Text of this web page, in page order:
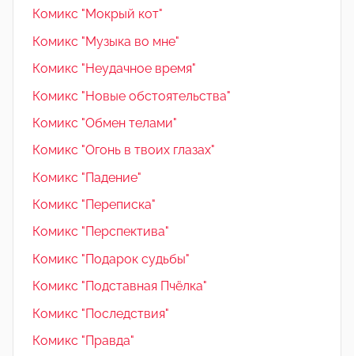
Комикс "Мокрый кот"
Комикс "Музыка во мне"
Комикс "Неудачное время"
Комикс "Новые обстоятельства"
Комикс "Обмен телами"
Комикс "Огонь в твоих глазах"
Комикс "Падение"
Комикс "Переписка"
Комикс "Перспектива"
Комикс "Подарок судьбы"
Комикс "Подставная Пчёлка"
Комикс "Последствия"
Комикс "Правда"